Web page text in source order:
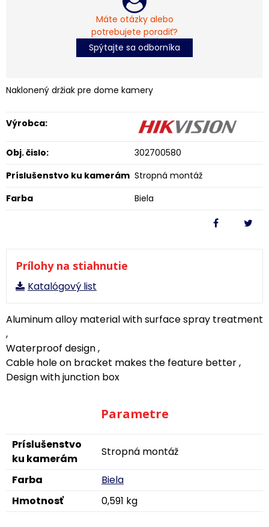
Máte otázky alebo
potrebujete poradiť?
Spýtajte sa odborníka
Naklonený držiak pre dome kamery
Výrobca:
Obj. čislo:
302700580
Príslušenstvo ku kamerám Stropná montáž
Farba
Biela
Prílohy na stiahnutie
Katalógový list
Aluminum alloy material with surface spray treatment
,
Waterproof design ,
Cable hole on bracket makes the feature better ,
Design with junction box
Parametre
Príslušenstvo
ku kamerám
Stropná montáž
Farba
Biela
Hmotnosť
0,591 kg